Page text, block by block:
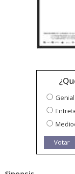
Genial
Votar